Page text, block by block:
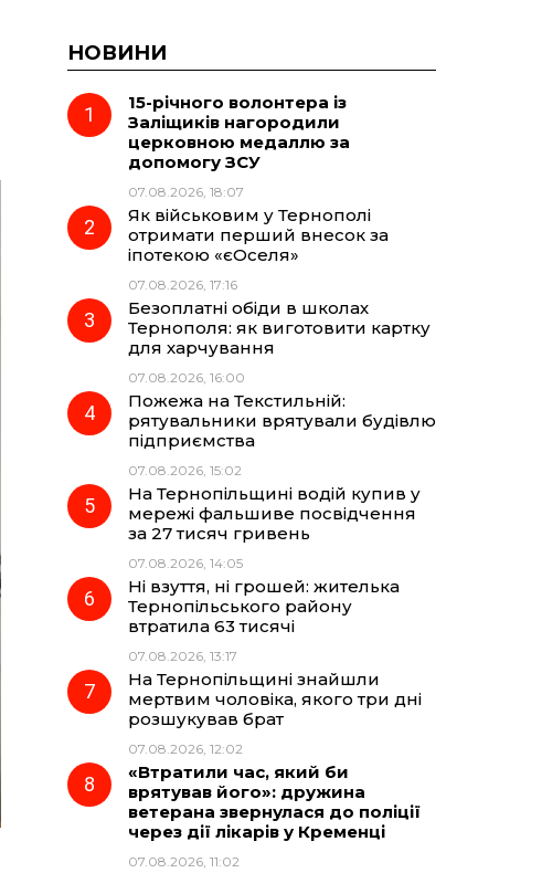
НОВИНИ
15-річного волонтера із
Заліщиків нагородили
церковною медаллю за
допомогу ЗСУ
07.08.2026, 18:07
Як військовим у Тернополі
отримати перший внесок за
іпотекою «єОселя»
07.08.2026, 17:16
Безоплатні обіди в школах
Тернополя: як виготовити картку
для харчування
07.08.2026, 16:00
Пожежа на Текстильній:
рятувальники врятували будівлю
підприємства
07.08.2026, 15:02
На Тернопільщині водій купив у
мережі фальшиве посвідчення
за 27 тисяч гривень
07.08.2026, 14:05
Ні взуття, ні грошей: жителька
Тернопільського району
втратила 63 тисячі
07.08.2026, 13:17
На Тернопільщині знайшли
мертвим чоловіка, якого три дні
розшукував брат
07.08.2026, 12:02
«Втратили час, який би
врятував його»: дружина
ветерана звернулася до поліції
через дії лікарів у Кременці
07.08.2026, 11:02